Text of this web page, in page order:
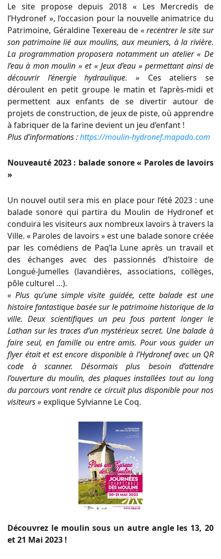
Le site propose depuis 2018 « Les Mercredis de
l’Hydronef », l’occasion pour la nouvelle animatrice du
Patrimoine, Géraldine Texereau de « recentrer le site sur
son patrimoine lié aux moulins, aux meuniers, à la rivière.
La programmation proposera notamment un atelier « De
l’eau à mon moulin » et « Jeux d’eau » permettant ainsi de
découvrir l’énergie hydraulique. » Ces ateliers se
déroulent en petit groupe le matin et l’après-midi et
permettent aux enfants de se divertir autour de
projets de construction, de jeux de piste, où apprendre
à fabriquer de la farine devient un jeu d’enfant !
Plus d’informations :https://moulin-hydronef.mapado.com
Nouveauté 2023 : balade sonore « Paroles de lavoirs
»
Un nouvel outil sera mis en place pour l’été 2023 : une
balade sonore qui partira du Moulin de Hydronef et
conduira les visiteurs aux nombreux lavoirs à travers la
Ville. « Paroles de lavoirs » est une balade sonore créée
par les comédiens de Paq’la Lune après un travail et
des échanges avec des passionnés d’histoire de
Longué-Jumelles (lavandières, associations, collèges,
pôle culturel …).
« Plus qu’une simple visite guidée, cette balade est une
histoire fantastique basée sur le patrimoine historique de la
ville. Deux scientifiques un peu fous partent longer le
Lathan sur les traces d’un mystérieux secret. Une balade à
faire seul, en famille ou entre amis. Pour vous guider un
flyer était et est encore disponible à l’Hydronef avec un QR
code à scanner. Désormais plus besoin d’attendre
l’ouverture du moulin, des plaques installées tout au long
du parcours vont rendre ce circuit plus disponible pour nos
visiteurs » explique Sylvianne Le Coq.
Découvrez le moulin sous un autre angle les 13, 20
et 21 Mai 2023 !